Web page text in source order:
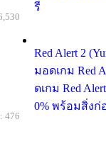
รี
Red Alert 2
มอดเกม Red
ดเกม Red
0% พร้อมสิ่งก่
476